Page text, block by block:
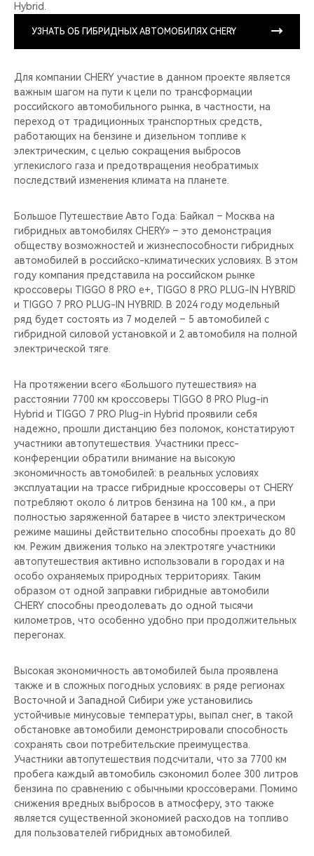
Hybrid.
УЗНАТЬ ОБ ГИБРИДНЫХ АВТОМОБИЛЯХ CHERY
Для компании CHERY участие в данном проекте является
важным шагом на пути к цели по трансформации
российского автомобильного рынка, в частности, на
переход от традиционных транспортных средств,
работающих на бензине и дизельном топливе к
электрическим, с целью сокращения выбросов
углекислого газа и предотвращения необратимых
последствий изменения климата на планете.
Большое Путешествие Авто Года: Байкал – Москва на
гибридных автомобилях CHERY» – это демонстрация
обществу возможностей и жизнеспособности гибридных
автомобилей в российско-климатических условиях. В этом
году компания представила на российском рынке
кроссоверы TIGGO 8 PRO e+, TIGGO 8 PRO PLUG-IN HYBRID
и TIGGO 7 PRO PLUG-IN HYBRID. В 2024 году модельный
ряд будет состоять из 7 моделей – 5 автомобилей с
гибридной силовой установкой и 2 автомобиля на полной
электрической тяге.
На протяжении всего «Большого путешествия» на
расстоянии 7700 км кроссоверы TIGGO 8 PRO Plug-in
Hybrid и TIGGO 7 PRO Plug-in Hybrid проявили себя
надежно, прошли дистанцию без поломок, констатируют
участники автопутешествия. Участники пресс-
конференции обратили внимание на высокую
экономичность автомобилей: в реальных условиях
эксплуатации на трассе гибридные кроссоверы от CHERY
потребляют около 6 литров бензина на 100 км., а при
полностью заряженной батарее в чисто электрическом
режиме машины действительно способны проехать до 80
км. Режим движения только на электротяге участники
автопутешествия активно использовали в городах и на
особо охраняемых природных территориях. Таким
образом от одной заправки гибридные автомобили
CHERY способны преодолевать до одной тысячи
километров, что особенно удобно при продолжительных
перегонах.
Высокая экономичность автомобилей была проявлена
также и в сложных погодных условиях: в ряде регионах
Восточной и Западной Сибири уже установились
устойчивые минусовые температуры, выпал снег, в такой
обстановке автомобили демонстрировали способность
сохранять свои потребительские преимущества.
Участники автопутешествия подсчитали, что за 7700 км
пробега каждый автомобиль сэкономил более 300 литров
бензина по сравнению с обычными кроссоверами. Помимо
снижения вредных выбросов в атмосферу, это также
является существенной экономией расходов на топливо
для пользователей гибридных автомобилей.